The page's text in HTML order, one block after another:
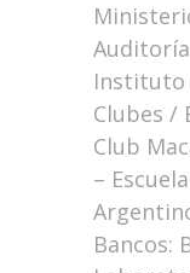
Auditoría
Instituto
Clubes /
Club
–
Bancos: